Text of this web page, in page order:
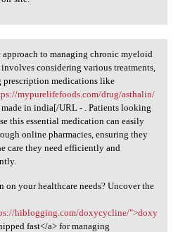
approach to
to managing chronic myeloid
considering various treatments,
medications like
mypurelifefoods.com/drug/asthalin/
in india[/URL - . Patients looking
this essential medication can easily
online pharmacies, ensuring they
care they need efficiently and
on your healthcare needs? Uncover the
hiblogging.com/doxycycline/">doxy
fast</a> for managing